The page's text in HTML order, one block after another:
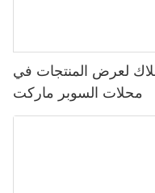
لعرض المنتجات في
محلات السوبر ماركت